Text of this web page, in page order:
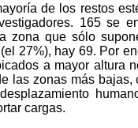
de los restos
165 se
zona que sólo
27%), hay 69. Por
a mayor altura
las zonas más
cargas.